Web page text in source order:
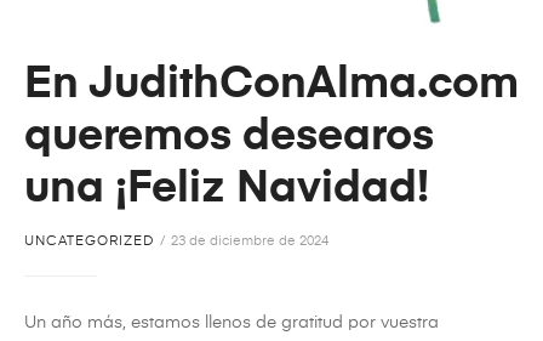
En JudithConAlma.com
queremos desearos
una ¡Feliz Navidad!
UNCATEGORIZED 23 de diciembre de 2024
Un año más, estamos llenos de gratitud por vuestra